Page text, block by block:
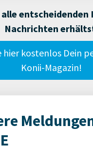
alle
Nachrichten
hier kostenlos Dein
Konii-Magazin!